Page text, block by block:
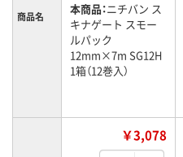
商品名 本商品：ニチバン ス
キナゲート スモー
ルパック
12mm×7m SG12H
1箱（12巻入）
￥3,078